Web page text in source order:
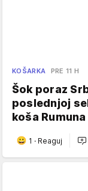
KOŠARKA PRE 11 H
Šok poraz
poslednjoj
koša Rumuna
1 · Reaguj